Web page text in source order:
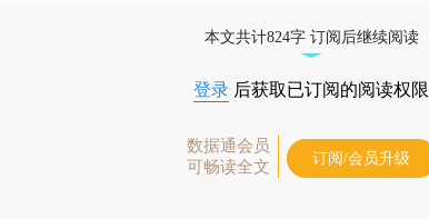
本文共计824字 订阅后继续阅读
登录 后获取已订阅的阅读权限
数据通会员
可畅读全文
订阅/会员升级